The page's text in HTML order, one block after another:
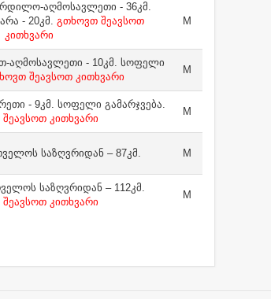
აღმოსავლეთი - 36კმ.
- 20კმ. გთხოვთ შეავსოთ
კითხვარი
M
აღმოსავლეთი - 10კმ. სოფელი
შეავსოთ კითხვარი
M
- 9კმ. სოფელი გამარჯვება.
კითხვარი
M
საზღვრიდან – 87კმ. M
საზღვრიდან – 112კმ.
კითხვარი
M